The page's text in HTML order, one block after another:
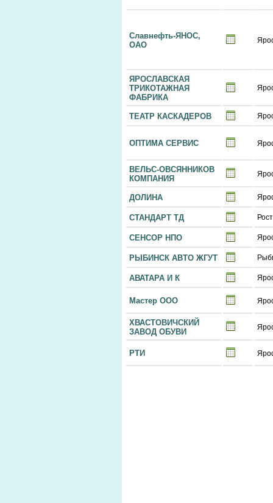
Славнефть-ЯНОС,
ОАО
ЯРОСЛАВСКАЯ
ТРИКОТАЖНАЯ
ФАБРИКА
ТЕАТР КАСКАДЕРОВ
ОПТИМА СЕРВИС
ВЕЛЬС-ОВСЯННИКОВ
КОМПАНИЯ
ДОЛИНА
СТАНДАРТ ТД
СЕНСОР НПО
РЫБИНСК АВТО ЖГУТ
АВАТАРА И К
Мастер ООО
ХВАСТОВИЧСКИЙ
ЗАВОД ОБУВИ
РТИ